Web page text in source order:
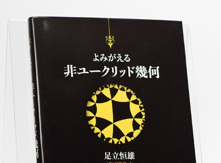
よみがえる非ユークリッド幾何
2019